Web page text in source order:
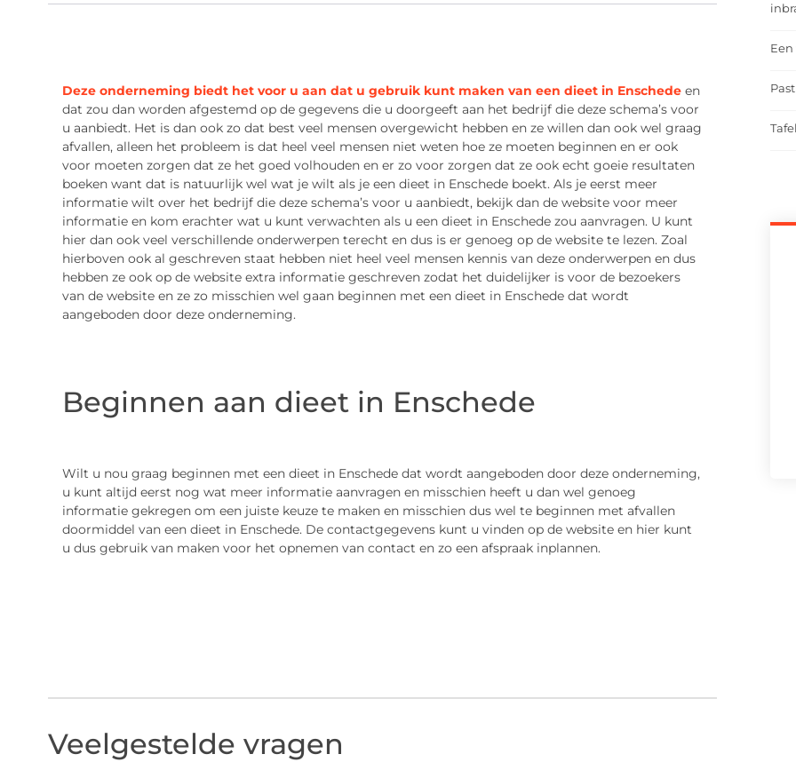
Deze onderneming biedt het voor u aan dat u gebruik kunt maken van een dieet in Enschede en
dat zou dan worden afgestemd op de gegevens die u doorgeeft aan het bedrijf die deze schema’s voor
u aanbiedt. Het is dan ook zo dat best veel mensen overgewicht hebben en ze willen dan ook wel graag
afvallen, alleen het probleem is dat heel veel mensen niet weten hoe ze moeten beginnen en er ook
voor moeten zorgen dat ze het goed volhouden en er zo voor zorgen dat ze ook echt goeie resultaten
boeken want dat is natuurlijk wel wat je wilt als je een dieet in Enschede boekt. Als je eerst meer
informatie wilt over het bedrijf die deze schema’s voor u aanbiedt, bekijk dan de website voor meer
informatie en kom erachter wat u kunt verwachten als u een dieet in Enschede zou aanvragen. U kunt
hier dan ook veel verschillende onderwerpen terecht en dus is er genoeg op de website te lezen. Zoal
hierboven ook al geschreven staat hebben niet heel veel mensen kennis van deze onderwerpen en dus
hebben ze ook op de website extra informatie geschreven zodat het duidelijker is voor de bezoekers
van de website en ze zo misschien wel gaan beginnen met een dieet in Enschede dat wordt
aangeboden door deze onderneming.
Beginnen aan dieet in Enschede
Wilt u nou graag beginnen met een dieet in Enschede dat wordt aangeboden door deze onderneming,
u kunt altijd eerst nog wat meer informatie aanvragen en misschien heeft u dan wel genoeg
informatie gekregen om een juiste keuze te maken en misschien dus wel te beginnen met afvallen
doormiddel van een dieet in Enschede. De contactgegevens kunt u vinden op de website en hier kunt
u dus gebruik van maken voor het opnemen van contact en zo een afspraak inplannen.
Veelgestelde vragen